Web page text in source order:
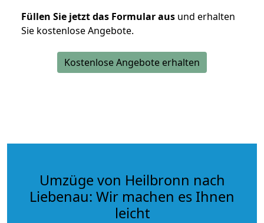
Füllen Sie jetzt das Formular aus und erhalten
Sie kostenlose Angebote.
Kostenlose Angebote erhalten
Umzüge von Heilbronn nach
Liebenau: Wir machen es Ihnen
leicht